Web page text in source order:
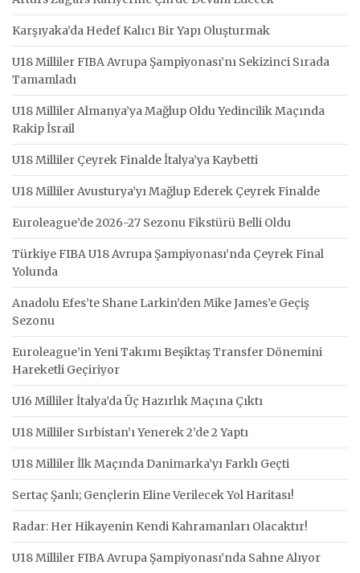
Karşıyaka’da Hedef Kalıcı Bir Yapı Oluşturmak
U18 Milliler FIBA Avrupa Şampiyonası’nı Sekizinci Sırada
Tamamladı
U18 Milliler Almanya’ya Mağlup Oldu Yedincilik Maçında
Rakip İsrail
U18 Milliler Çeyrek Finalde İtalya’ya Kaybetti
U18 Milliler Avusturya’yı Mağlup Ederek Çeyrek Finalde
Euroleague’de 2026-27 Sezonu Fikstürü Belli Oldu
Türkiye FIBA U18 Avrupa Şampiyonası’nda Çeyrek Final
Yolunda
Anadolu Efes’te Shane Larkin’den Mike James’e Geçiş
Sezonu
Euroleague’in Yeni Takımı Beşiktaş Transfer Dönemini
Hareketli Geçiriyor
U16 Milliler İtalya’da Üç Hazırlık Maçına Çıktı
U18 Milliler Sırbistan’ı Yenerek 2’de 2 Yaptı
U18 Milliler İlk Maçında Danimarka’yı Farklı Geçti
Sertaç Şanlı; Gençlerin Eline Verilecek Yol Haritası!
Radar: Her Hikayenin Kendi Kahramanları Olacaktır!
U18 Milliler FIBA Avrupa Şampiyonası’nda Sahne Alıyor